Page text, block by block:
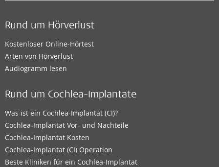
Rund um Hörverlust
Kostenloser Online-Hörtest
Arten von Hörverlust
Audiogramm lesen
Rund um Cochlea-Implantate
Was ist ein Cochlea-Implantat (CI)?
Cochlea-Implantat Vor- und Nachteile
Cochlea-Implantat Kosten
Cochlea-Implantat (CI) Operation
Beste Kliniken für ein Cochlea-Implantat